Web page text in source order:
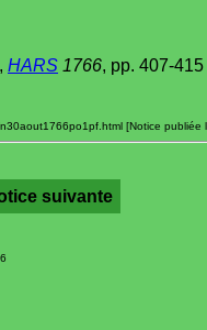
HARS 1766, pp. 407-415
[Notice publiée
suivante